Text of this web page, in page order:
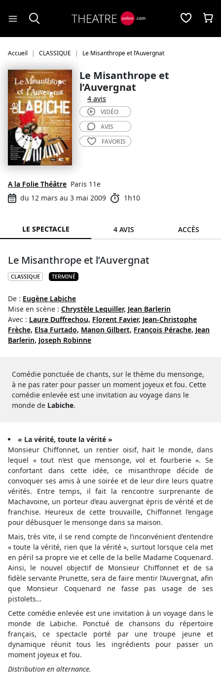
Accueil CLASSIQUE Le Misanthrope et l’Auvergnat
Le Misanthrope et
l’Auvergnat
4 avis
A la Folie Théâtre Paris 11e
du 12 mars au 3 mai 2009
1h10
VIDÉO
AVIS
FAVORIS
LE SPECTACLE 4 AVIS ACCÈS
Le Misanthrope et l’Auvergnat
CLASSIQUE TERMINÉ
De : Eugène Labiche
Mise en scène : Chrystèle Lequiller, Jean Barlerin
Avec : Laure Duffrechou, Florent Favier, Jean-Christophe
Frèche, Elsa Furtado, Manon Gilbert, François Pérache, Jean
Barlerin, Joseph Robinne
Comédie ponctuée de chants, sur le thème du mensonge,
à ne pas rater pour passer un moment joyeux et fou. Cette
comédie enlevée est une invitation au voyage dans le
monde de Labiche.
« La vérité, toute la vérité »
Monsieur Chiffonnet, un rentier oisif, hait le monde, dans
lequel « tout n’est que mensonge, vol et fourberie ». Se
confortant dans cette idée, ce misanthrope décide de
convoquer ses amis à une soirée et de leur dire leurs quatre
vérités. Entre temps, il fait la rencontre surprenante de
Machavoine, un porteur d’eau auvergnat épris de vérité et de
franchise. Heureux de cette trouvaille, Chiffonnet l’engage
pour débusquer le mensonge dans sa maison.
Mais, très vite, il se rend compte de l’inconvénient d’entendre
« toute la vérité, rien que la vérité », surtout lorsque cela met
en péril sa propre vie et celle de la belle Madame Coquenard.
Ainsi, le nouvel objectif de Monsieur Chiffonnet et de sa
fidèle servante Prunette, sera de faire mentir l’Auvergnat, afin
que Monsieur Coquenard ne fasse pas usage de ses
pistolets…
Cette comédie enlevée est une invitation à un voyage dans le
monde de Labiche. Ponctué de chansons du répertoire
français, ce spectacle porté par une troupe jeune et
dynamique réunit tous les ingrédients pour passer un
moment joyeux et fou.
Distribution en alternance.